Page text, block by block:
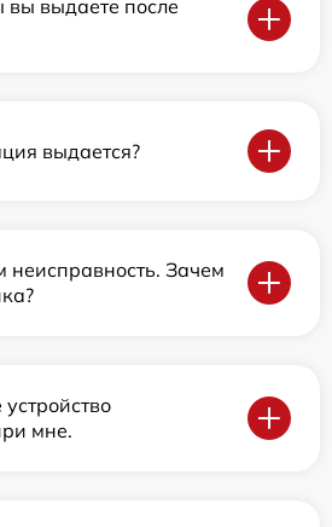
выдаете после
выдается?
Зачем
мне.